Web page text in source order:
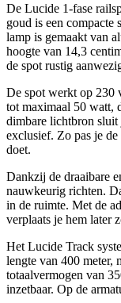
De Lucide 1-fase
goud is een
lamp is gemaakt van
hoogte van 14,3
de spot rustig
De spot werkt op 230
tot maximaal 50 watt,
dimbare lichtbron sluit
exclusief. Zo pas je
doet.
Dankzij de draaibare
nauwkeurig richten.
in de ruimte. Met de
verplaats je hem later
Het Lucide Track
lengte van 400 meter,
totaalvermogen van
inzetbaar. Op de